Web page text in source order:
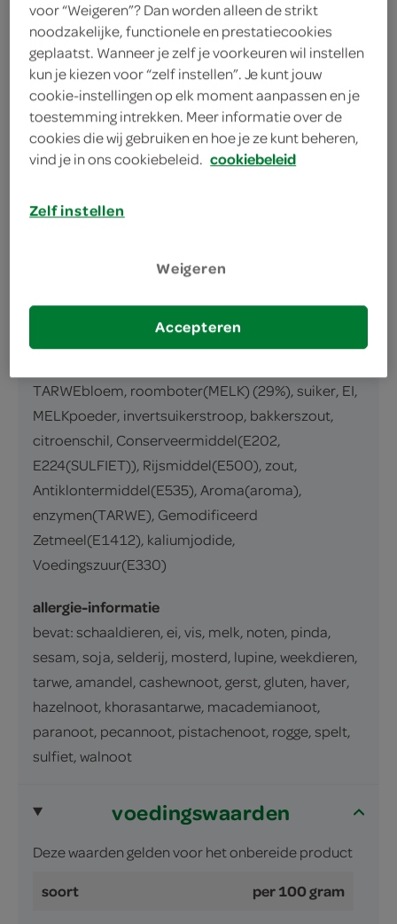
omschrijving
roomboter margrietjes 200 gram
ingrediënten
TARWEbloem, roomboter(MELK) (29%), suiker, EI,
MELKpoeder, invertsuikerstroop, bakkerszout,
citroenschil, Conserveermiddel(E202,
E224(SULFIET)), Rijsmiddel(E500), zout,
Antiklontermiddel(E535), Aroma(aroma),
enzymen(TARWE), Gemodificeerd
Zetmeel(E1412), kaliumjodide,
Voedingszuur(E330)
allergie-informatie
bevat: schaaldieren, ei, vis, melk, noten, pinda,
sesam, soja, selderij, mosterd, lupine, weekdieren,
tarwe, amandel, cashewnoot, gerst, gluten, haver,
hazelnoot, khorasantarwe, macademianoot,
paranoot, pecannoot, pistachenoot, rogge, spelt,
sulfiet, walnoot
voedingswaarden
Deze waarden gelden voor het onbereide product
soort per 100 gram
voor “Weigeren”? Dan worden alleen de strikt
noodzakelijke, functionele en prestatiecookies
geplaatst. Wanneer je zelf je voorkeuren wil instellen
kun je kiezen voor “zelf instellen”. Je kunt jouw
cookie-instellingen op elk moment aanpassen en je
toestemming intrekken. Meer informatie over de
cookies die wij gebruiken en hoe je ze kunt beheren,
vind je in ons cookiebeleid. cookiebeleid
Zelf instellen
Weigeren
Accepteren